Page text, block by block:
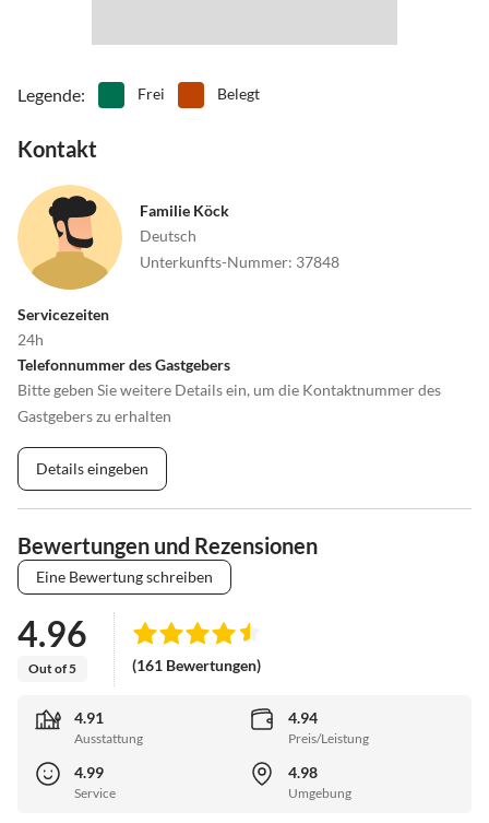
Legende: Frei Belegt
Kontakt
Familie Köck
Deutsch
Unterkunfts-Nummer: 37848
Servicezeiten
24h
Telefonnummer des Gastgebers
Bitte geben Sie weitere Details ein, um die Kontaktnummer des
Gastgebers zu erhalten
Details eingeben
Bewertungen und Rezensionen
Eine Bewertung schreiben
4.96
Out of 5 (161 Bewertungen)
4.91
Ausstattung
4.94
Preis/Leistung
4.99
Service
4.98
Umgebung